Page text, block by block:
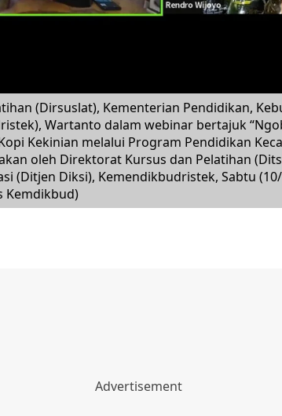
(Dirsuslat), Kementerian Pendidikan,
Wartanto dalam webinar bertajuk
Kekinian melalui Program Pendidikan
oleh Direktorat Kursus dan Pelatihan
(Ditjen Diksi), Kemendikbudristek, Sabtu
Kemdikbud)